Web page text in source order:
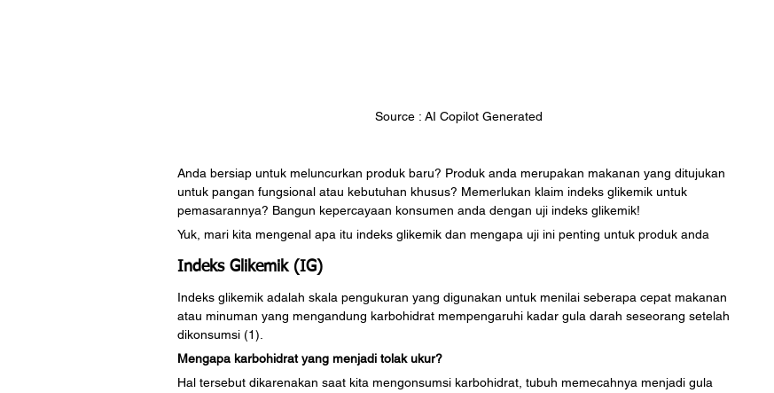
Source : AI Copilot Generated
Anda bersiap untuk meluncurkan produk baru? Produk anda merupakan makanan yang ditujukan
untuk pangan fungsional atau kebutuhan khusus? Memerlukan klaim indeks glikemik untuk
pemasarannya? Bangun kepercayaan konsumen anda dengan uji indeks glikemik!
Yuk, mari kita mengenal apa itu indeks glikemik dan mengapa uji ini penting untuk produk anda
Indeks Glikemik (IG)
Indeks glikemik adalah skala pengukuran yang digunakan untuk menilai seberapa cepat makanan
atau minuman yang mengandung karbohidrat mempengaruhi kadar gula darah seseorang setelah
dikonsumsi (1).
Mengapa karbohidrat yang menjadi tolak ukur?
Hal tersebut dikarenakan saat kita mengonsumsi karbohidrat, tubuh memecahnya menjadi gula